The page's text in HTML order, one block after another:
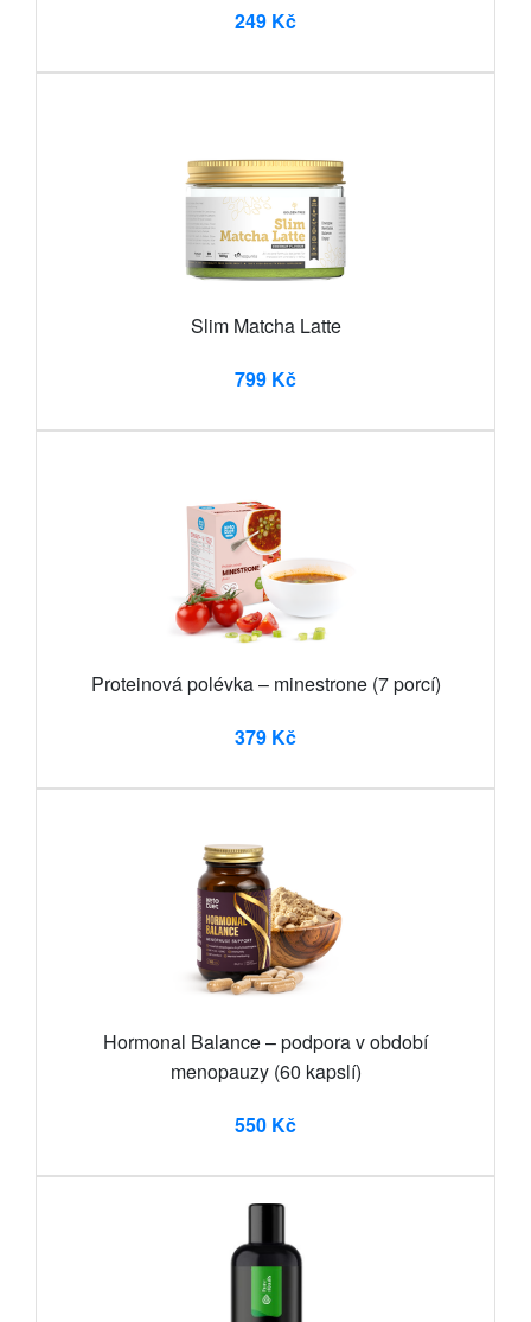
249 Kč
Slim Matcha Latte
799 Kč
Proteinová polévka – minestrone (7 porcí)
379 Kč
Hormonal Balance – podpora v období
menopauzy (60 kapslí)
550 Kč